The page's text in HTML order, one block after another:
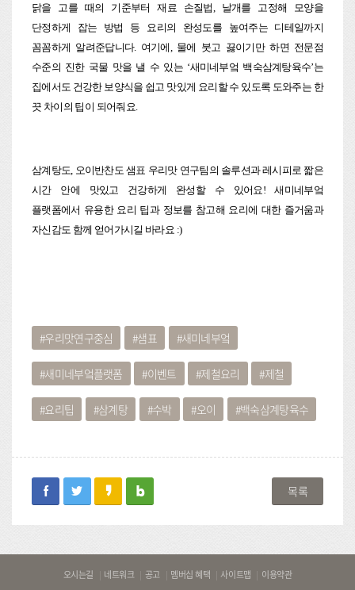
닭을 고를 때의 기준부터 재료 손질법, 날개를 고정해 모양을
단정하게 잡는 방법 등 요리의 완성도를 높여주는 디테일까지
꼼꼼하게 알려준답니다. 여기에, 물에 붓고 끓이기만 하면 전문점
수준의 진한 국물 맛을 낼 수 있는 ‘새미네부엌 백숙삼계탕육수’는
집에서도 건강한 보양식을 쉽고 맛있게 요리할 수 있도록 도와주는 한
끗 차이의 팁이 되어줘요.
삼계탕도, 오이반찬도 샘표 우리맛 연구팀의 솔루션과 레시피로 짧은
시간 안에 맛있고 건강하게 완성할 수 있어요! 새미네부엌
플랫폼에서 유용한 요리 팁과 정보를 참고해 요리에 대한 즐거움과
자신감도 함께 얻어가시길 바라요 :)
우리맛연구중심 샘표 새미네부엌
새미네부엌플랫폼 이벤트 제철요리 제철
요리팁 삼계탕 수박 오이 백숙삼계탕육수
facebooktwitterkakaostory
blog 목록
오시는길 네트워크 공고 멤버십 혜택 사이트맵 이용약관